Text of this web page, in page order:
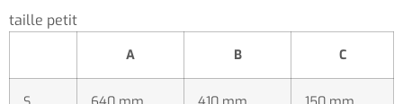
taille petit
A B C